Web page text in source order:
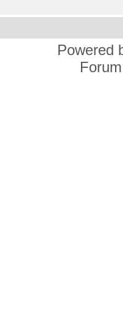
Powered